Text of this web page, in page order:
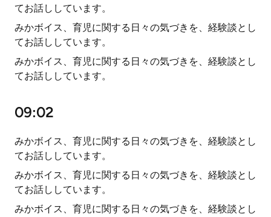
てお話ししています。
みかボイス、育児に関する日々の気づきを、経験談とし
てお話ししています。
みかボイス、育児に関する日々の気づきを、経験談とし
てお話ししています。
09:02
みかボイス、育児に関する日々の気づきを、経験談とし
てお話ししています。
みかボイス、育児に関する日々の気づきを、経験談とし
てお話ししています。
みかボイス、育児に関する日々の気づきを、経験談とし